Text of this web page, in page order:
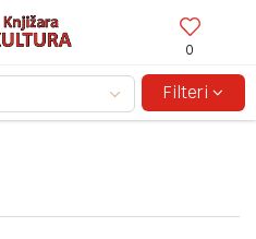
0
SIGURNA ISPORUKA!
Filteri